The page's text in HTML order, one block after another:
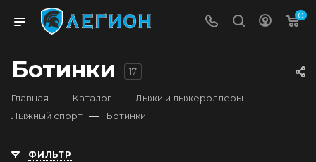
0
Ботинки 17
Главная — Каталог — Лыжи и лыжероллеры —
Лыжный спорт — Ботинки
ФИЛЬТР